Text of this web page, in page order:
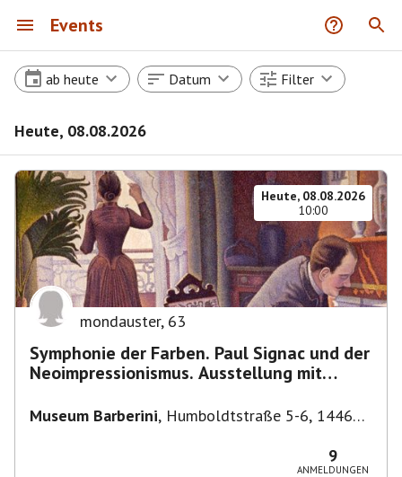
Events
ab heute Datum Filter
Heute, 08.08.2026
Heute, 08.08.2026
10:00
mondauster, 63
Symphonie der Farben. Paul Signac und der
Neoimpressionismus. Ausstellung mit
Museum Barberini, Humboldtstraße 5-6, 14467
9
ANMELDUNGEN